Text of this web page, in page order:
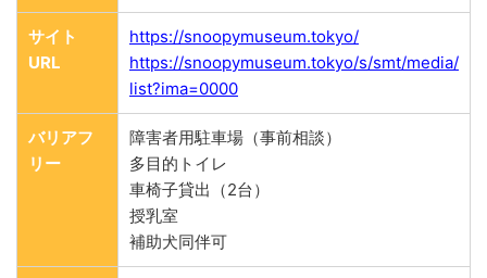
サイト
URL
https://snoopymuseum.tokyo/
https://snoopymuseum.tokyo/s/smt/media/
list?ima=0000
バリアフ
リー
障害者用駐車場（事前相談）
多目的トイレ
車椅子貸出（2台）
授乳室
補助犬同伴可